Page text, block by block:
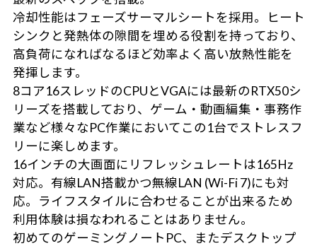
冷却性能はフェーズサーマルシートを採用。ヒート
シンクと発熱体の隙間を埋める役割を持っており、
高負荷になればなるほど効率よく高い放熱性能を
発揮します。
8コア16スレッドのCPUとVGAには最新のRTX50シ
リーズを搭載しており、ゲーム・動画編集・事務作
業など様々なPC作業においてこの1台でストレスフ
リーに楽しめます。
16インチの大画面にリフレッシュレートは165Hz
対応。有線LAN搭載かつ無線LAN (Wi-Fi 7)にも対
応。ライフスタイルに合わせることが出来るため
利用体験は損なわれることはありません。
初めてのゲーミングノートPC、またデスクトップ